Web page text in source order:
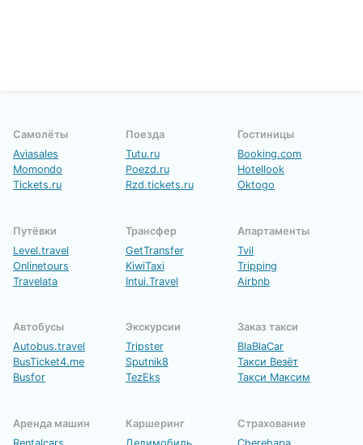
Самолёты
Aviasales
Momondo
Tickets.ru
Поезда
Tutu.ru
Poezd.ru
Rzd.tickets.ru
Гостиницы
Booking.com
Hotellook
Oktogo
Путёвки
Level.travel
Onlinetours
Travelata
Трансфер
GetTransfer
KiwiTaxi
Intui.Travel
Апартаменты
Tvil
Tripping
Airbnb
Автобусы
Autobus.travel
BusTicket4.me
Busfor
Экскурсии
Tripster
Sputnik8
TezEks
Заказ такси
BlaBlaCar
Такси Везёт
Такси Максим
Аренда машин
Каршеринг
Страхование